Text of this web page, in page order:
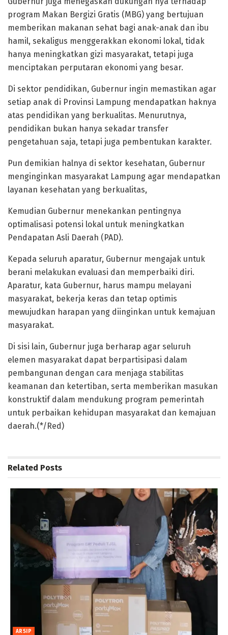
program Makan Bergizi Gratis (MBG) yang bertujuan
memberikan makanan sehat bagi anak-anak dan ibu
hamil, sekaligus menggerakkan ekonomi lokal, tidak
hanya meningkatkan gizi masyarakat, tetapi juga
menciptakan perputaran ekonomi yang besar.
Di sektor pendidikan, Gubernur ingin memastikan agar
setiap anak di Provinsi Lampung mendapatkan haknya
atas pendidikan yang berkualitas. Menurutnya,
pendidikan bukan hanya sekadar transfer
pengetahuan saja, tetapi juga pembentukan karakter.
Pun demikian halnya di sektor kesehatan, Gubernur
menginginkan masyarakat Lampung agar mendapatkan
layanan kesehatan yang berkualitas,
Kemudian Gubernur menekankan pentingnya
optimalisasi potensi lokal untuk meningkatkan
Pendapatan Asli Daerah (PAD).
Kepada seluruh aparatur, Gubernur mengajak untuk
berani melakukan evaluasi dan memperbaiki diri.
Aparatur, kata Gubernur, harus mampu melayani
masyarakat, bekerja keras dan tetap optimis
mewujudkan harapan yang diinginkan untuk kemajuan
masyarakat.
Di sisi lain, Gubernur juga berharap agar seluruh
elemen masyarakat dapat berpartisipasi dalam
pembangunan dengan cara menjaga stabilitas
keamanan dan ketertiban, serta memberikan masukan
konstruktif dalam mendukung program pemerintah
untuk perbaikan kehidupan masyarakat dan kemajuan
daerah.(*/Red)
Related Posts
ARSIP